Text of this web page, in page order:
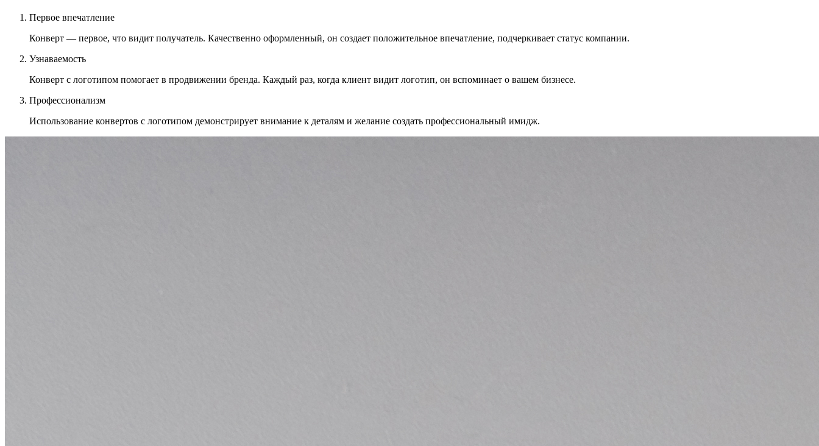
Первое впечатление
Конверт — первое, что видит получатель. Качественно оформленный, он создает положительное впечатление, подчеркивает статус компании.
Узнаваемость
Конверт с логотипом помогает в продвижении бренда. Каждый раз, когда клиент видит логотип, он вспоминает о вашем бизнесе.
Профессионализм
Использование конвертов с логотипом демонстрирует внимание к деталям и желание создать профессиональный имидж.